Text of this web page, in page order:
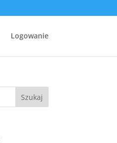
Logowanie